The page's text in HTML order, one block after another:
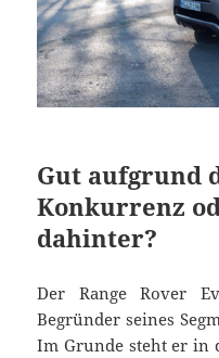
Gut aufgrund
Konkurrenz
dahinter?
Der Range Rover
Begründer seines
Im Grunde steht er in